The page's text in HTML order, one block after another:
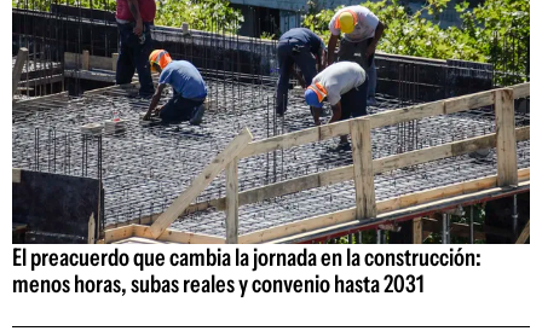
El preacuerdo que cambia la jornada en la construcción:
menos horas, subas reales y convenio hasta 2031